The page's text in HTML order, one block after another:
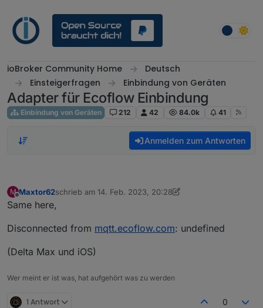
ioBroker Community Home
Deutsch
Einsteigerfragen
Einbindung von Geräten
Adapter für Ecoflow Einbindung
Einbindung von Geräten 212 42 84.0k 41
Anmelden zum Antworten
M
Offline
Maxtor62schrieb am 14. Feb. 2023, 20:28
zuletzt editiert von Maxtor62
Same here,
Disconnected from mqtt.ecoflow.com: undefined
(Delta Max und iOS)
Wer meint er ist was, hat aufgehört was zu werden
1 Antwort 0